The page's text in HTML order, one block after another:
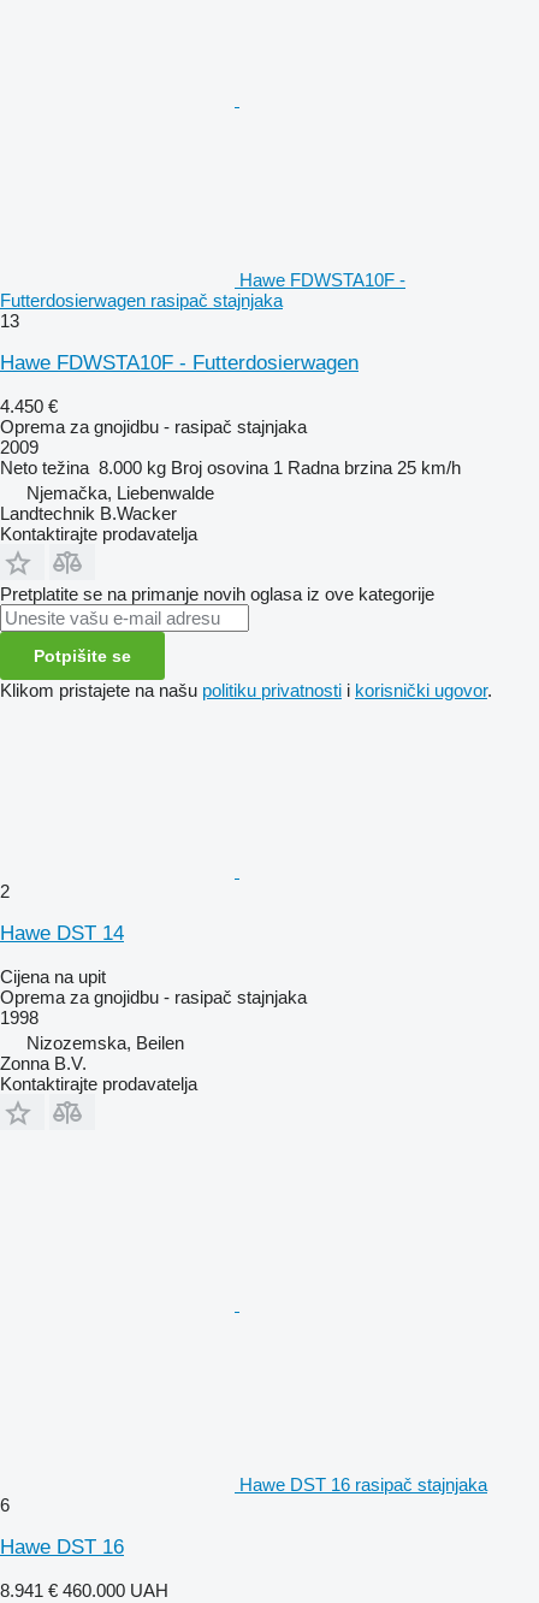
Hawe FDWSTA10F -
Futterdosierwagen rasipač stajnjaka
13
Hawe FDWSTA10F - Futterdosierwagen
4.450 €
Oprema za gnojidbu - rasipač stajnjaka
2009
Neto težina 8.000 kg Broj osovina 1 Radna brzina 25 km/h
Njemačka, Liebenwalde
Landtechnik B.Wacker
Kontaktirajte prodavatelja
Pretplatite se na primanje novih oglasa iz ove kategorije
Potpišite se
Klikom pristajete na našu politiku privatnosti i korisnički ugovor.
2
Hawe DST 14
Cijena na upit
Oprema za gnojidbu - rasipač stajnjaka
1998
Nizozemska, Beilen
Zonna B.V.
Kontaktirajte prodavatelja
Hawe DST 16 rasipač stajnjaka
6
Hawe DST 16
8.941 € 460.000 UAH